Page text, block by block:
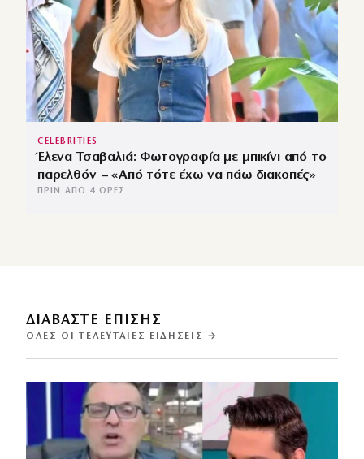
CELEBRITIES
Έλενα Τσαβαλιά: Φωτογραφία με μπικίνι από το
παρελθόν – «Από τότε έχω να πάω διακοπές»
ΠΡΙΝ ΑΠΌ 4 ΏΡΕΣ
ΔΙΑΒΑΣΤΕ ΕΠΙΣΗΣ
ΌΛΕΣ ΟΙ ΤΕΛΕΥΤΑΊΕΣ ΕΙΔΉΣΕΙΣ →